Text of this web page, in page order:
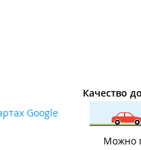
Google
Качество
Можно